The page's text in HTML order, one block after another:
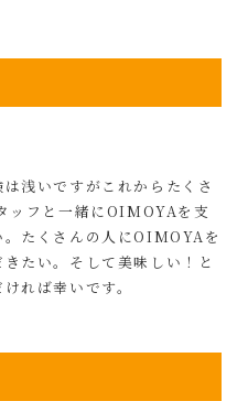
浅いですがこれからたくさ
ッフと一緒にOIMOYAを支
。たくさんの人にOIMOYAを
たい。そして美味しい！と
れば幸いです。